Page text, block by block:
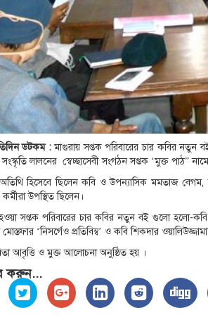
ডটকম :মাগুরায় সপ্তক পরিবারের চার কবির নতুন
সংস্কৃতি লালনের স্বেচ্ছাসেবী সংগঠন সপ্তক ‘মুক্ত পাঠ”
হিসেবে ছিলেন কবি ও উপন্যাসিক মমতাজ বেগম,
উপস্থিত ছিলেন।
সপ্তক পরিবারের চার কবির নতুন বই গুলো হলো-কবি
‘নিসর্গেও প্রতিবিম্ব’ ও কবি শিকদার
আবৃত্তি ও মুক্ত আলোচনা অনুষ্ঠিত হয় ।
করুন...